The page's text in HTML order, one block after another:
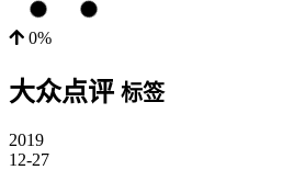
0%
大众点评 标签
2019
12-27